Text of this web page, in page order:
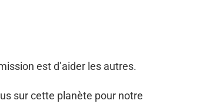
est d’aider les autres.
sur cette planète pour notre